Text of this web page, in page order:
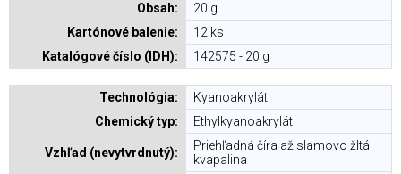
Obsah:
20 g
Kartónové balenie:
12 ks
Katalógové číslo (IDH):
142575 - 20 g
Technológia:
Kyanoakrylát
Chemický typ:
Ethylkyanoakrylát
Vzhľad (nevytvrdnutý):
Priehľadná číra až slamovo žltá
kvapalina